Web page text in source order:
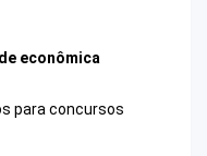
econômica
para concursos